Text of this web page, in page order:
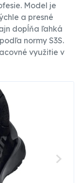
Model je
a presné
dopĺňa ľahká
normy S3S.
využitie v